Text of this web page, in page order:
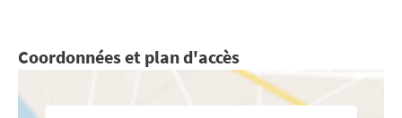
Coordonnées et plan d'accès